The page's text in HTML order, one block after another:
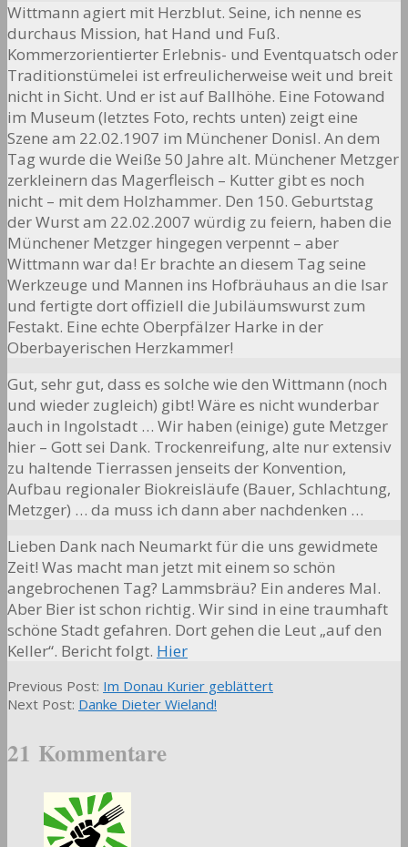
Wittmann agiert mit Herzblut. Seine, ich nenne es
durchaus Mission, hat Hand und Fuß.
Kommerzorientierter Erlebnis- und Eventquatsch oder
Traditionstümelei ist erfreulicherweise weit und breit
nicht in Sicht. Und er ist auf Ballhöhe. Eine Fotowand
im Museum (letztes Foto, rechts unten) zeigt eine
Szene am 22.02.1907 im Münchener Donisl. An dem
Tag wurde die Weiße 50 Jahre alt. Münchener Metzger
zerkleinern das Magerfleisch – Kutter gibt es noch
nicht – mit dem Holzhammer. Den 150. Geburtstag
der Wurst am 22.02.2007 würdig zu feiern, haben die
Münchener Metzger hingegen verpennt – aber
Wittmann war da! Er brachte an diesem Tag seine
Werkzeuge und Mannen ins Hofbräuhaus an die Isar
und fertigte dort offiziell die Jubiläumswurst zum
Festakt. Eine echte Oberpfälzer Harke in der
Oberbayerischen Herzkammer!
Gut, sehr gut, dass es solche wie den Wittmann (noch
und wieder zugleich) gibt! Wäre es nicht wunderbar
auch in Ingolstadt … Wir haben (einige) gute Metzger
hier – Gott sei Dank. Trockenreifung, alte nur extensiv
zu haltende Tierrassen jenseits der Konvention,
Aufbau regionaler Biokreisläufe (Bauer, Schlachtung,
Metzger) … da muss ich dann aber nachdenken …
Lieben Dank nach Neumarkt für die uns gewidmete
Zeit! Was macht man jetzt mit einem so schön
angebrochenen Tag? Lammsbräu? Ein anderes Mal.
Aber Bier ist schon richtig. Wir sind in eine traumhaft
schöne Stadt gefahren. Dort gehen die Leut „auf den
Keller“. Bericht folgt. Hier
2012-
07-
Previous Post: Im Donau Kurier geblättert
Next Post: Danke Dieter Wieland!
21 Kommentare